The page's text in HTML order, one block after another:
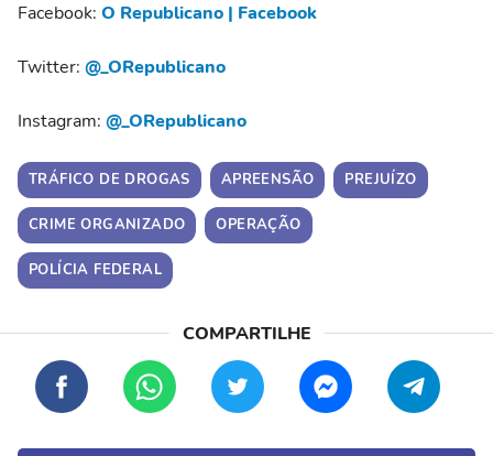
Facebook: O Republicano | Facebook
Twitter: @_ORepublicano
Instagram: @_ORepublicano
TRÁFICO DE DROGAS APREENSÃO PREJUÍZO
CRIME ORGANIZADO OPERAÇÃO
POLÍCIA FEDERAL